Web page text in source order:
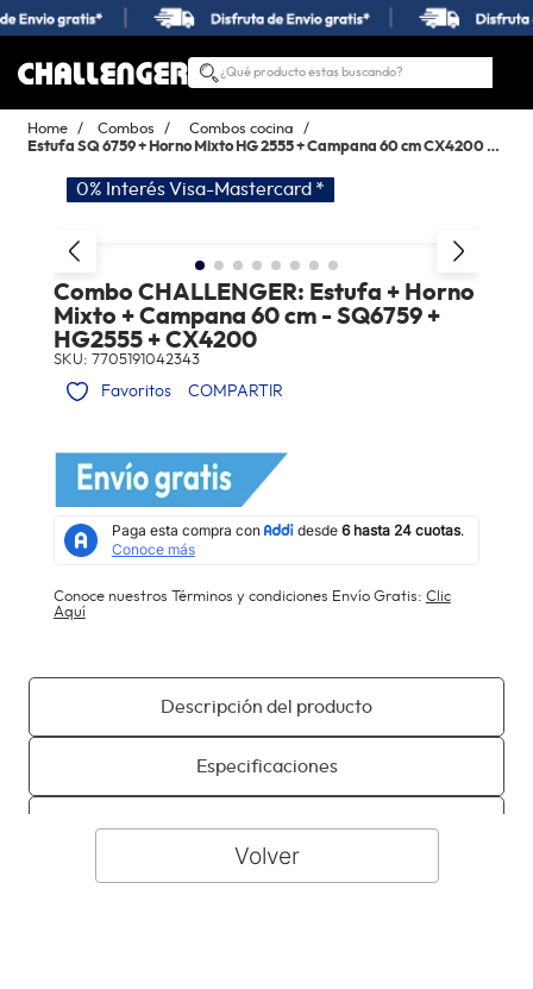
¿Qué producto estas buscando?
Combos
Combos cocina
Estufa SQ 6759 + Horno Mixto HG 2555 + Campana 60 cm CX4200 Negra - UNI.FUNC.ECH1
0% Interés Visa-Mastercard *
Combo CHALLENGER: Estufa + Horno
Mixto + Campana 60 cm - SQ6759 +
HG2555 + CX4200
SKU: 7705191042343
COMPARTIR
Conoce nuestros Términos y condiciones Envío Gratis: Clic
Aquí
Descripción del producto
Especificaciones
Manuales, fichas técnicas y garantías
TÉRMINOS MÁS BUSCADOS
1.
estufas
2.
nevera
4.
horno
5.
estufas empotrar
7.
estufa
9
lavaplatos
10. gas